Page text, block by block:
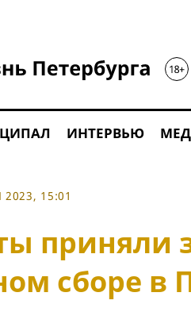
ИНТЕРВЬЮ
15:01
приняли
сборе в